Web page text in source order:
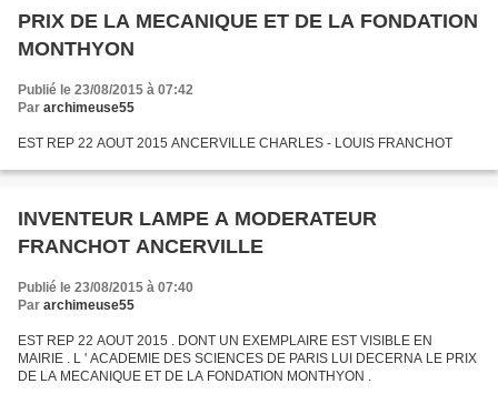
PRIX DE LA MECANIQUE ET DE LA FONDATION
MONTHYON
Publié le 23/08/2015 à 07:42
Par archimeuse55
EST REP 22 AOUT 2015 ANCERVILLE CHARLES - LOUIS FRANCHOT
INVENTEUR LAMPE A MODERATEUR
FRANCHOT ANCERVILLE
Publié le 23/08/2015 à 07:40
Par archimeuse55
EST REP 22 AOUT 2015 . DONT UN EXEMPLAIRE EST VISIBLE EN
MAIRIE . L ' ACADEMIE DES SCIENCES DE PARIS LUI DECERNA LE PRIX
DE LA MECANIQUE ET DE LA FONDATION MONTHYON .